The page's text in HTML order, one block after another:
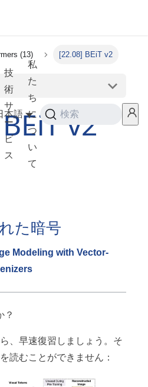
技
術
サ
ー
ビ
ス
私
た
ち
に
つ
い
て
本語 検索
(13) [22.08] BEiT v2
v2
た暗号
Modeling with Vector-
？
、早速復習しましょう。そ
読むことができません：